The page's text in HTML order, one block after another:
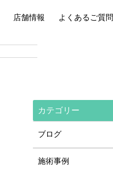
店舗情報 よくあるご質問
カテゴリー
ブログ
施術事例